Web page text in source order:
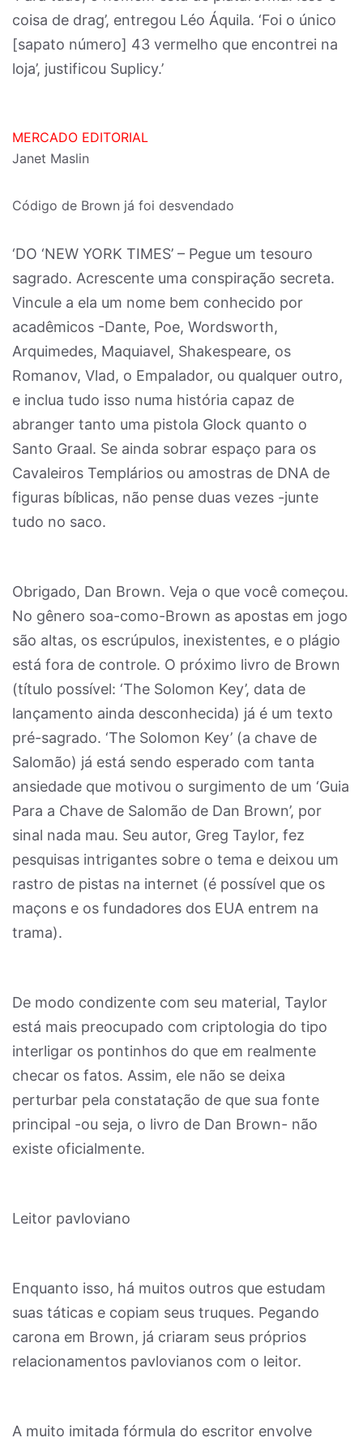
coisa de drag’, entregou Léo Áquila. ‘Foi o único
[sapato número] 43 vermelho que encontrei na
loja’, justificou Suplicy.’
MERCADO EDITORIAL
Janet Maslin
Código de Brown já foi desvendado
‘DO ‘NEW YORK TIMES’ – Pegue um tesouro
sagrado. Acrescente uma conspiração secreta.
Vincule a ela um nome bem conhecido por
acadêmicos -Dante, Poe, Wordsworth,
Arquimedes, Maquiavel, Shakespeare, os
Romanov, Vlad, o Empalador, ou qualquer outro,
e inclua tudo isso numa história capaz de
abranger tanto uma pistola Glock quanto o
Santo Graal. Se ainda sobrar espaço para os
Cavaleiros Templários ou amostras de DNA de
figuras bíblicas, não pense duas vezes -junte
tudo no saco.
Obrigado, Dan Brown. Veja o que você começou.
No gênero soa-como-Brown as apostas em jogo
são altas, os escrúpulos, inexistentes, e o plágio
está fora de controle. O próximo livro de Brown
(título possível: ‘The Solomon Key’, data de
lançamento ainda desconhecida) já é um texto
pré-sagrado. ‘The Solomon Key’ (a chave de
Salomão) já está sendo esperado com tanta
ansiedade que motivou o surgimento de um ‘Guia
Para a Chave de Salomão de Dan Brown’, por
sinal nada mau. Seu autor, Greg Taylor, fez
pesquisas intrigantes sobre o tema e deixou um
rastro de pistas na internet (é possível que os
maçons e os fundadores dos EUA entrem na
trama).
De modo condizente com seu material, Taylor
está mais preocupado com criptologia do tipo
interligar os pontinhos do que em realmente
checar os fatos. Assim, ele não se deixa
perturbar pela constatação de que sua fonte
principal -ou seja, o livro de Dan Brown- não
existe oficialmente.
Leitor pavloviano
Enquanto isso, há muitos outros que estudam
suas táticas e copiam seus truques. Pegando
carona em Brown, já criaram seus próprios
relacionamentos pavlovianos com o leitor.
A muito imitada fórmula do escritor envolve